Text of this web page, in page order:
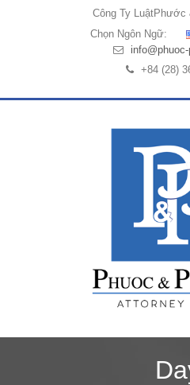
Công Ty LuậtPhước
Chọn Ngôn Ngữ:
+84 (28)